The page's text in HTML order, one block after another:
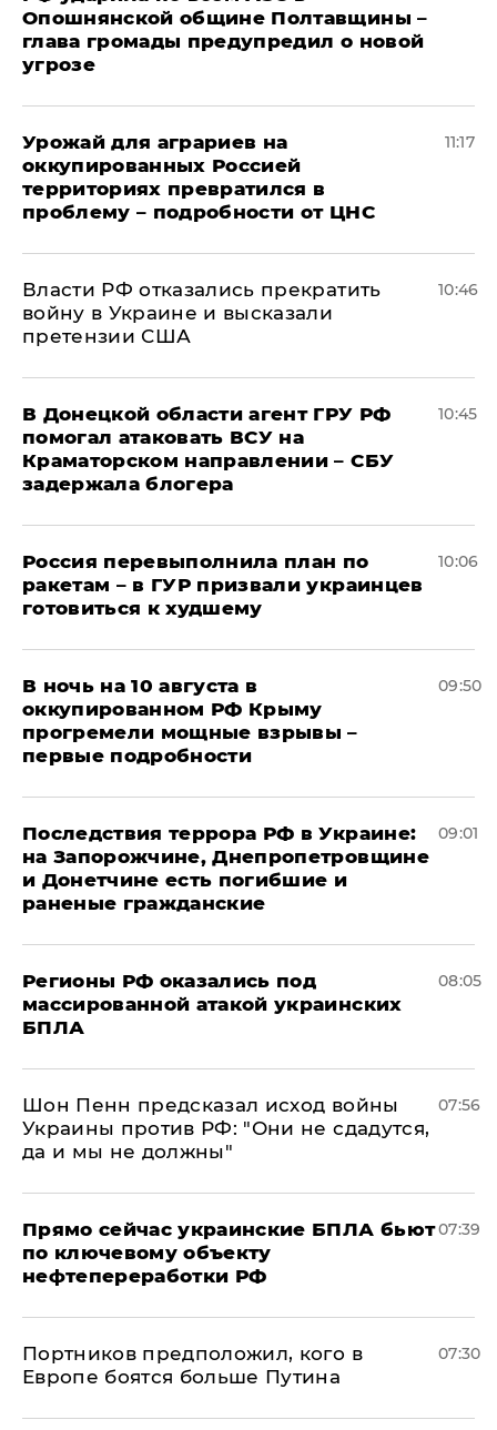
Опошнянской общине Полтавщины –
глава громады предупредил о новой
угрозе
Урожай для аграриев на
оккупированных Россией
территориях превратился в
проблему – подробности от ЦНС
11:17
Власти РФ отказались прекратить
войну в Украине и высказали
претензии США
10:46
В Донецкой области агент ГРУ РФ
помогал атаковать ВСУ на
Краматорском направлении – СБУ
задержала блогера
10:45
Россия перевыполнила план по
ракетам – в ГУР призвали украинцев
готовиться к худшему
10:06
В ночь на 10 августа в
оккупированном РФ Крыму
прогремели мощные взрывы –
первые подробности
09:50
Последствия террора РФ в Украине:
на Запорожчине, Днепропетровщине
и Донетчине есть погибшие и
раненые гражданские
09:01
Регионы РФ оказались под
массированной атакой украинских
БПЛА
08:05
Шон Пенн предсказал исход войны
Украины против РФ: "Они не сдадутся,
да и мы не должны"
07:56
Прямо сейчас украинские БПЛА бьют
по ключевому объекту
нефтепереработки РФ
07:39
Портников предположил, кого в
Европе боятся больше Путина
07:30